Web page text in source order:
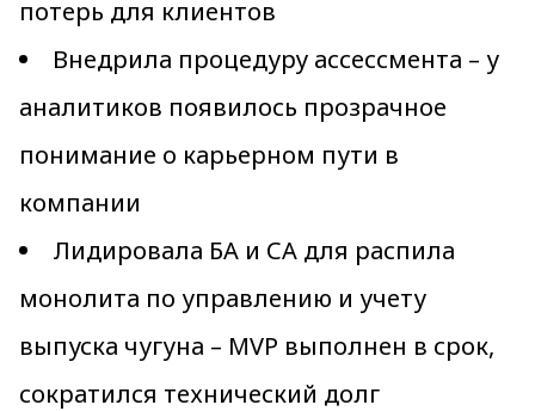
потерь для клиентов
Внедрила процедуру ассессмента – у
аналитиков появилось прозрачное
понимание о карьерном пути в
компании
Лидировала БА и СА для распила
монолита по управлению и учету
выпуска чугуна – MVP выполнен в срок,
сократился технический долг